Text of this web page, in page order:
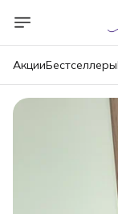
АкцииБестселлеры